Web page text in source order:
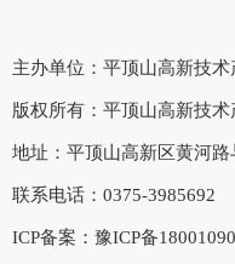
主办单位：平顶山高新技
版权所有：平顶山高新技
地址：平顶山高新区黄河
联系电话：0375-3985692
ICP备案： 豫ICP备